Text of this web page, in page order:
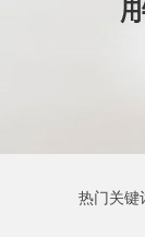
热门关键